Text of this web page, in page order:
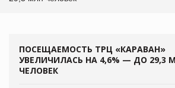
ПОСЕЩАЕМОСТЬ ТРЦ «КАРАВАН»
УВЕЛИЧИЛАСЬ НА 4,6% — ДО 29,3
ЧЕЛОВЕК